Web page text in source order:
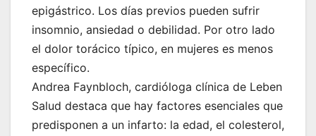
epigástrico. Los días previos pueden sufrir
insomnio, ansiedad o debilidad. Por otro lado
el dolor torácico típico, en mujeres es menos
específico.
Andrea Faynbloch, cardióloga clínica de Leben
Salud destaca que hay factores esenciales que
predisponen a un infarto: la edad, el colesterol,